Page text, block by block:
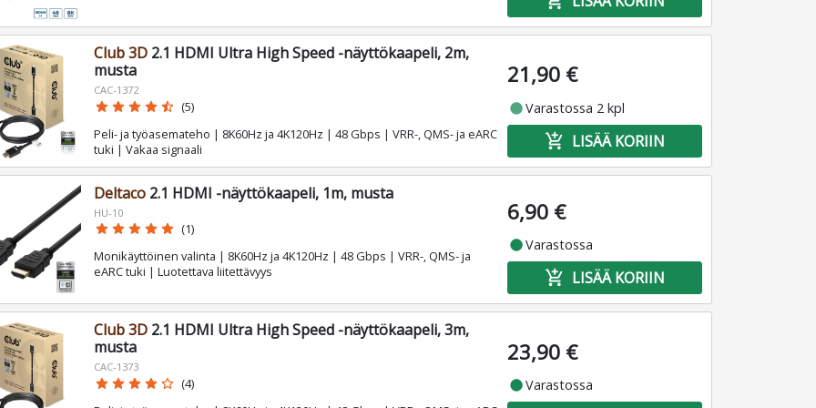
Club 3D2.1 HDMI Ultra High Speed -näyttökaapeli, 2m,
musta
CAC-1372
star star star star star_half (5)
Peli- ja työasemateho | 8K60Hz ja 4K120Hz | 48 Gbps | VRR-, QMS- ja eARC
tuki | Vakaa signaali
21,90 €
fiber_manual_recordVarastossa 2 kpl
add_shopping_cart LISÄÄ KORIIN
Deltaco2.1 HDMI -näyttökaapeli, 1m, musta
HU-10
star star star star star (1)
Monikäyttöinen valinta | 8K60Hz ja 4K120Hz | 48 Gbps | VRR-, QMS- ja
eARC tuki | Luotettava liitettävyys
6,90 €
fiber_manual_recordVarastossa
add_shopping_cart LISÄÄ KORIIN
Club 3D2.1 HDMI Ultra High Speed -näyttökaapeli, 3m,
musta
CAC-1373
star star star star star_border (4)
23,90 €
fiber_manual_recordVarastossa